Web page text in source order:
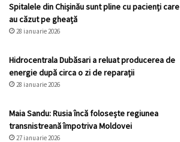
Spitalele din Chișinău sunt pline cu pacienți care
au căzut pe gheață
28 ianuarie 2026
Hidrocentrala Dubăsari a reluat producerea de
energie după circa o zi de reparații
28 ianuarie 2026
Maia Sandu: Rusia încă folosește regiunea
transnistreană împotriva Moldovei
27 ianuarie 2026